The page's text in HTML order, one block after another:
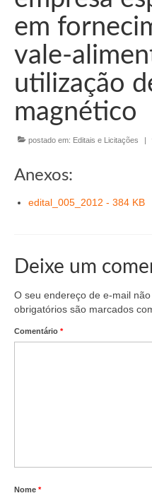
Conselheiros e
Câmaras
Carta de
Governança
Transparência e
Eleições
Eleições
Eleições
Agenda do
Decisões
em
vale-
utilização
magnético
postado em: Editais e Licitações |
Anexos:
edital_005_2012 - 384 KB
Deixe um
O seu endereço de e-mail não
obrigatórios são marcados
Comentário *
Nome *